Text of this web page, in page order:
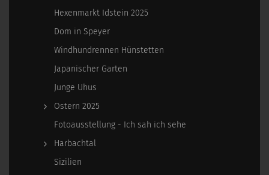
Hexenmarkt Idstein 2025
Dom in Speyer
Windhundrennen Hünstetten
Japanischer Garten
Junge Uhus
Ostern 2025
Fotoausstellung - Ich sah ich sehe
Harbachtal
Sizilien